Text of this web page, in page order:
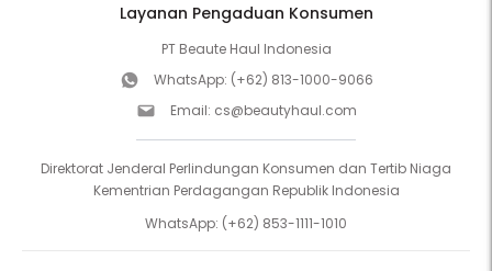
Layanan Pengaduan Konsumen
PT Beaute Haul Indonesia
WhatsApp: (+62) 813-1000-9066
Email: cs@beautyhaul.com
Direktorat Jenderal Perlindungan Konsumen dan Tertib Niaga
Kementrian Perdagangan Republik Indonesia
WhatsApp: (+62) 853-1111-1010